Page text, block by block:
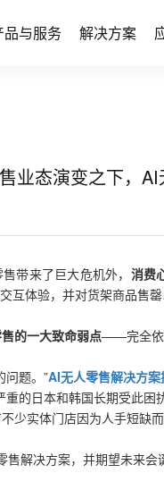
品与服务 解决方案
业态演变之下，
带来了巨大危机外， 消费
互体验，并对货架商品
的一大致命弱点——完全依
问题。”AI无人零售解决方案
重的日本和韩国长期受此
少实体门店因为人手短缺
解决方案，并期望未来